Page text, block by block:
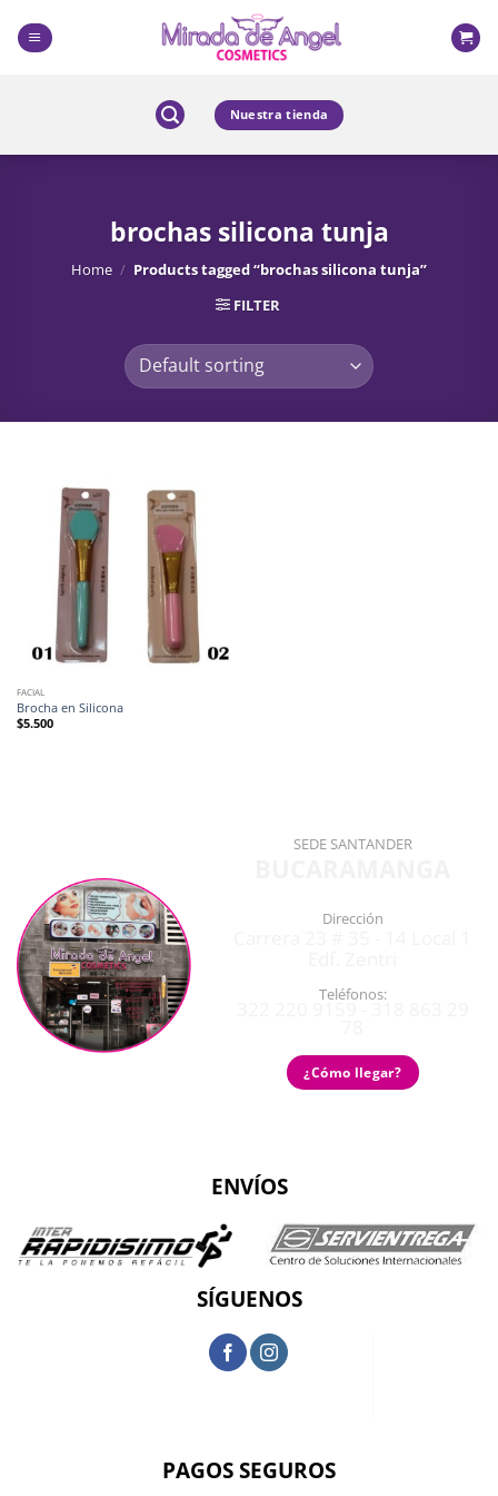
content
Nuestra tienda
brochas silicona tunja
Home / Products tagged “brochas silicona tunja”
FILTER
FACIAL
Brocha en Silicona
$5.500
SEDE SANTANDER
Dirección
Teléfonos:
¿Cómo llegar?
ENVÍOS
SÍGUENOS
PAGOS SEGUROS